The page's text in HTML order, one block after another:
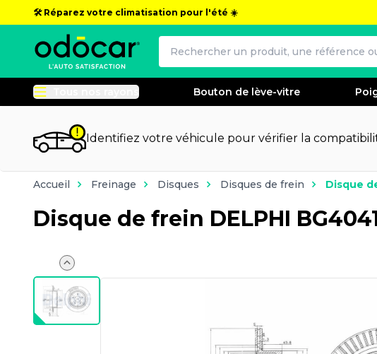
🛠️ Réparez votre climatisation pour l'été ☀️
Tous nos rayons Bouton de lève-vitre
Identifiez votre véhicule pour vérifier la
Accueil Freinage Disques Disques de frein Disque
Disque de frein DELPHI